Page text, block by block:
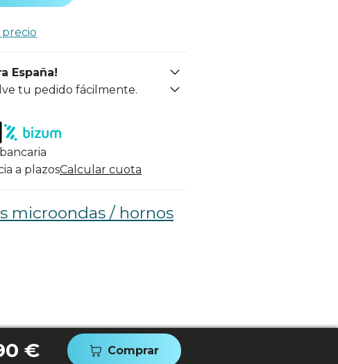
precio
España!
tu pedido fácilmente.
a plazosCalcular cuota
microondas / hornos
€ Comprar